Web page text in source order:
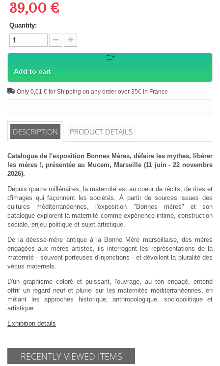
39,00 €
Quantity:
Add to cart
Only 0,01 € for Shipping on any order over 35€ in France
DESCRIPTION PRODUCT DETAILS
Catalogue de l'exposition Bonnes Mères, défaire les mythes, libérer
les mères !, présentée au Mucem, Marseille (11 juin - 22 novembre
2026).
Depuis quatre millénaires, la maternité est au coeur de récits, de rites et
d'images qui façonnent les sociétés. À partir de sources issues des
cultures méditerranéennes, l'exposition "Bonnes mères" et son
catalogue explorent la maternité comme expérience intime, construction
sociale, enjeu politique et sujet artistique.
De la déesse-mère antique à la Bonne Mère marseillaise, des mères
engagées aux mères artistes, ils interrogent les représentations de la
maternité - souvent porteuses d'injonctions - et dévoilent la pluralité des
vécus maternels.
D'un graphisme coloré et puissant, l'ouvrage, au ton engagé, entend
offrir un regard neuf et pluriel sur les maternités méditerranéennes, en
mêlant les approches historique, anthropologique, sociopolitique et
artistique.
Exhibition details
RECENTLY VIEWED ITEMS